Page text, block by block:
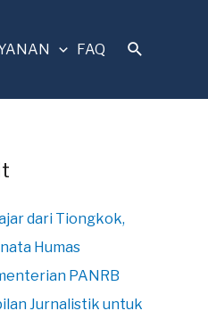
FAQ
dari Tiongkok,
Humas
PANRB
Jurnalistik untuk